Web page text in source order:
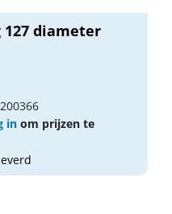
diameter
in om prijzen te